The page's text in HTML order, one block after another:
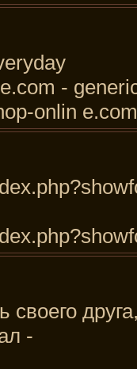
-
onlin
своего
-